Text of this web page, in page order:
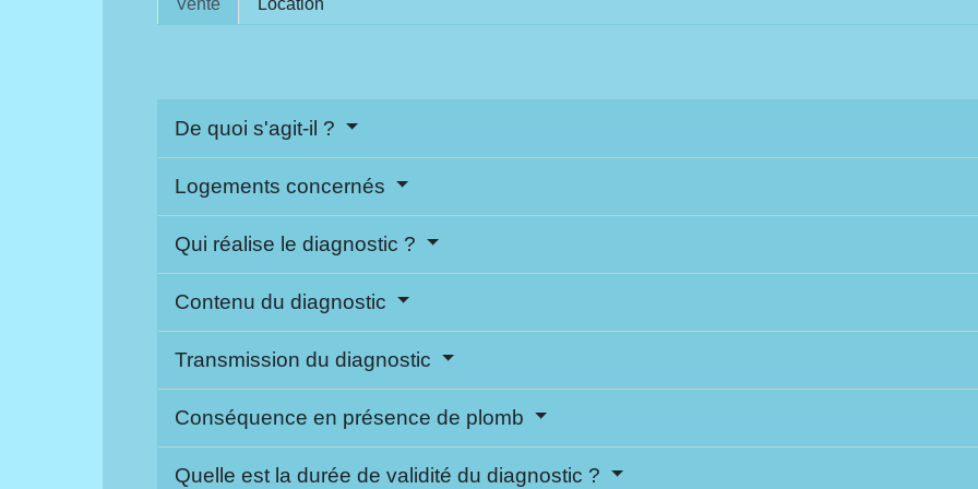
Vente Location
De quoi s'agit-il ?
Logements concernés
Qui réalise le diagnostic ?
Contenu du diagnostic
Transmission du diagnostic
Conséquence en présence de plomb
Quelle est la durée de validité du diagnostic ?